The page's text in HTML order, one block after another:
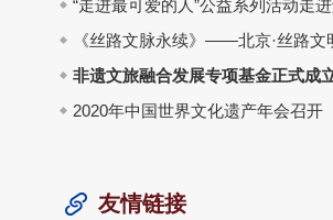
非遗文旅融合发展专项基金正式成
2020年中国世界文化遗产年会召开
友情链接